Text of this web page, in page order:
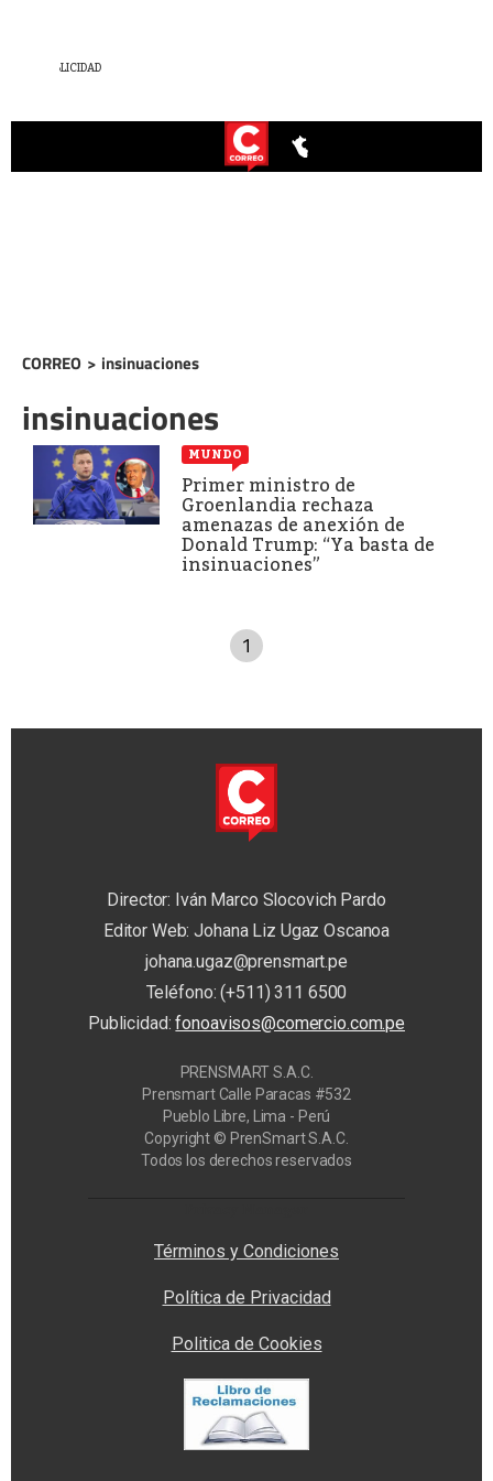
CORREO > insinuaciones
insinuaciones
MUNDO
Primer ministro de
Groenlandia rechaza
amenazas de anexión de
Donald Trump: “Ya basta de
insinuaciones”
1
Director: Iván Marco Slocovich Pardo
Editor Web: Johana Liz Ugaz Oscanoa
johana.ugaz@prensmart.pe
Teléfono: (+511) 311 6500
Publicidad:fonoavisos@comercio.com.pe
PRENSMART S.A.C.
Prensmart Calle Paracas #532
Pueblo Libre, Lima - Perú
Copyright © PrenSmart S.A.C.
Todos los derechos reservados
Términos y Condiciones
Política de Privacidad
Politica de Cookies